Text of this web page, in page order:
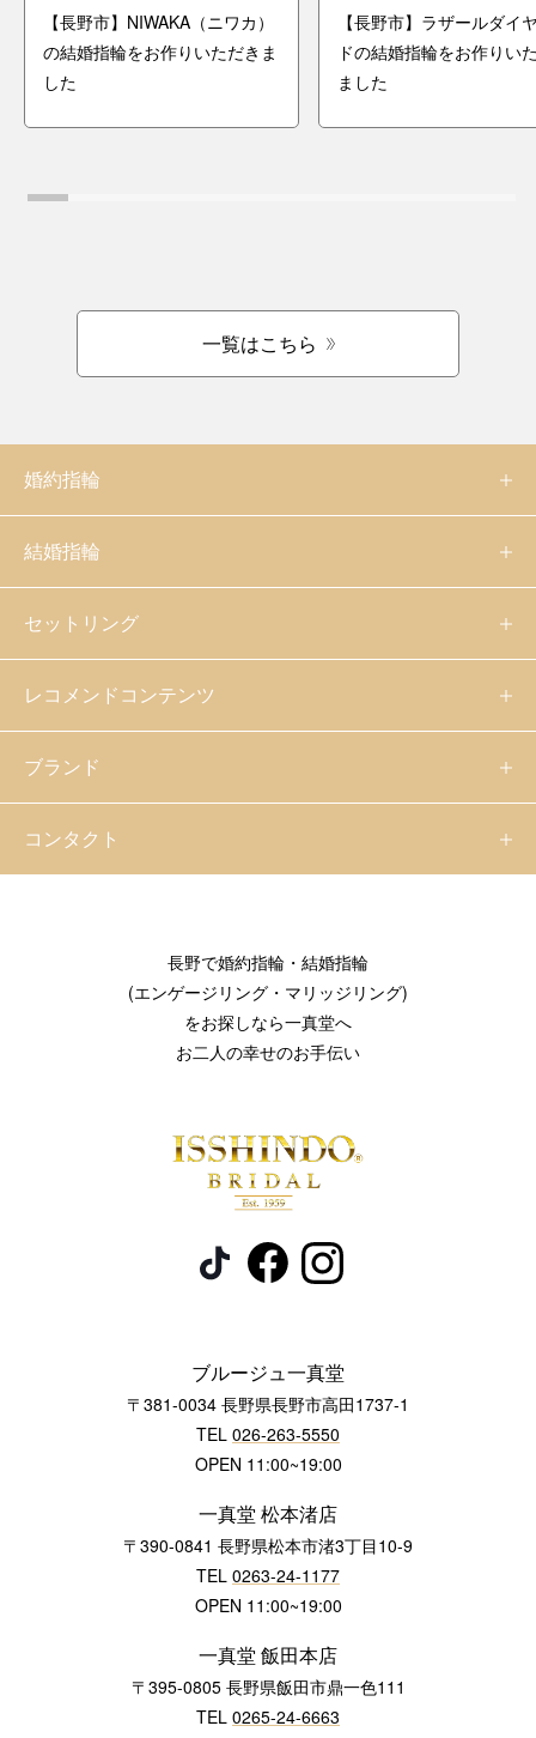
【長野市】NIWAKA（ニワカ）
の結婚指輪をお作りいただきま
した
【長野市】ラザールダイ
ドの結婚指輪をお作りい
ました
一覧はこちら
婚約指輪
結婚指輪
セットリング
レコメンドコンテンツ
ブランド
コンタクト
長野で婚約指輪・結婚指輪
(エンゲージリング・マリッジリング)
をお探しなら一真堂へ
お二人の幸せのお手伝い
ブルージュ一真堂
〒381-0034 長野県長野市高田1737-1
TEL 026-263-5550
OPEN 11:00~19:00
一真堂 松本渚店
〒390-0841 長野県松本市渚3丁目10-9
TEL 0263-24-1177
OPEN 11:00~19:00
一真堂 飯田本店
〒395-0805 長野県飯田市鼎一色111
TEL 0265-24-6663